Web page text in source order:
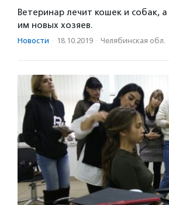
Ветеринар лечит кошек и собак,
им новых хозяев.
Новости · 18.10.2019 · Челябинская обл.